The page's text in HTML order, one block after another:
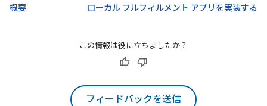
概要
ローカル フルフィルメント アプリを実装する
この情報は役に立ちましたか？
フィードバックを送信